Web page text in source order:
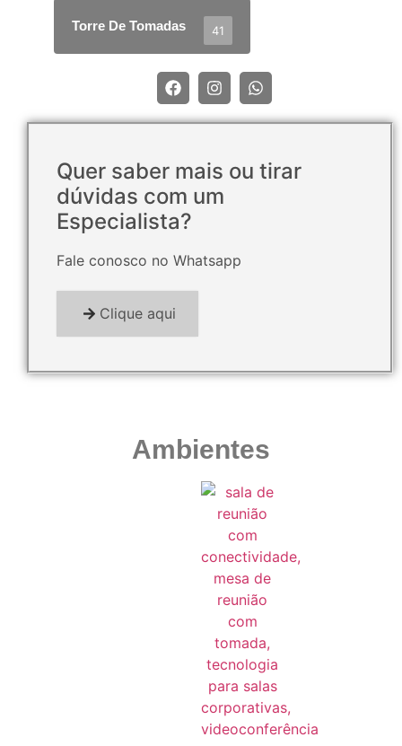
Torre De Tomadas 41
Quer saber mais ou tirar
dúvidas com um
Especialista?
Fale conosco no Whatsapp
Clique aqui
Ambientes